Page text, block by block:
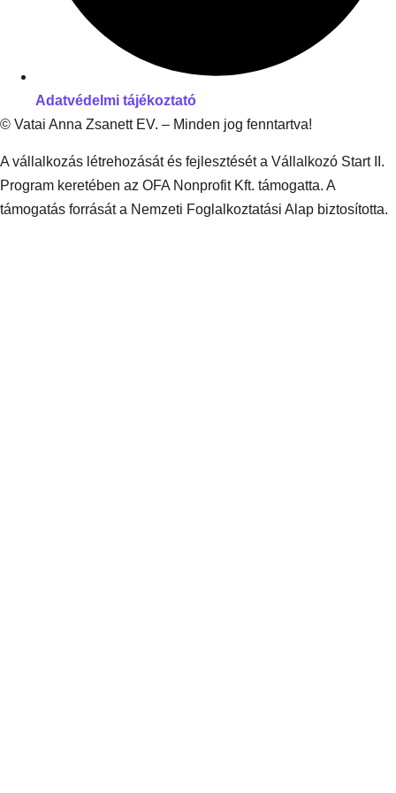
Adatvédelmi tájékoztató
© Vatai Anna Zsanett EV. – Minden jog fenntartva!
A vállalkozás létrehozását és fejlesztését a Vállalkozó Start II.
Program keretében az OFA Nonprofit Kft. támogatta. A
támogatás forrását a Nemzeti Foglalkoztatási Alap biztosította.